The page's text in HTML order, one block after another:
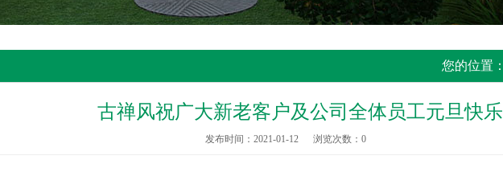
您的位置：
古禅风祝广大新老客户及公司全体员工元旦快乐
发布时间：2021-01-12 浏览次数： 0